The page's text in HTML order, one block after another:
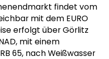
findet vom
mit dem EURO
erfolgt über Görlitz
mit einem
65, nach Weißwasser